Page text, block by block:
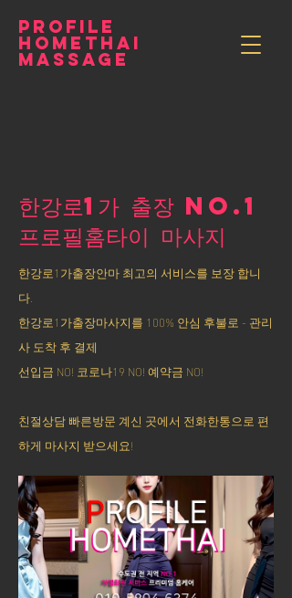
PROFILE
HOMETHAI
MASSAGE
한강로1가 출장 NO.1
​프로필홈타이 마사지
한강로1가출장안마 최고의 서비스를 보장 합니
다.
한강로1가출장마사지를 100% 안심 후불로 - 관리
사 도착 후 결제
선입금 NO! 코로나19 NO! 예약금 NO!
친절상담 빠른방문 계신 곳에서 전화한통으로 편
하게 마사지 받으세요!